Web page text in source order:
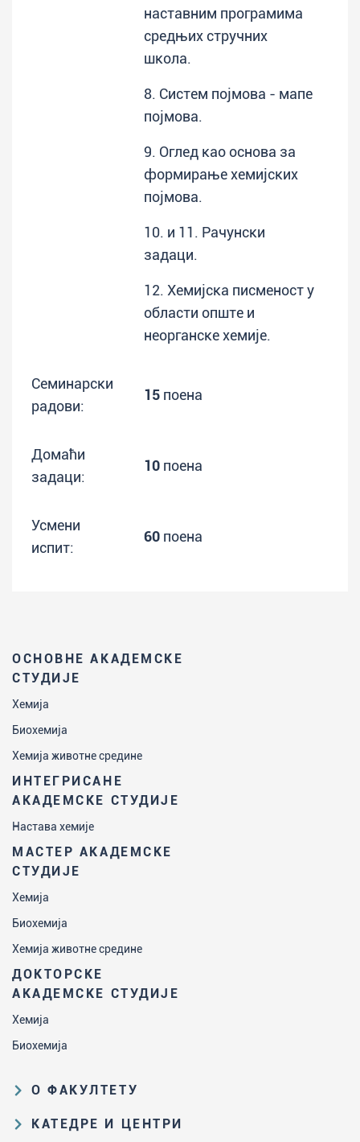
ОСНОВНЕ АКАДЕМСКЕ
СТУДИЈЕ
Хемија
Биохемија
Хемија животне средине
ИНТЕГРИСАНЕ
АКАДЕМСКЕ СТУДИЈЕ
Настава хемије
МАСТЕР АКАДЕМСКЕ
СТУДИЈЕ
Хемија
Биохемија
Хемија животне средине
ДОКТОРСКЕ
АКАДЕМСКЕ СТУДИЈЕ
Хемија
Биохемија
О ФАКУЛТЕТУ
Образовна и научна делатност
КАТЕДРЕ И ЦЕНТРИ
наставним програмима
средњих стручних
школа.
8. Систем појмова - мапе
појмова.
9. Оглед као основа за
формирање хемијских
појмова.
10. и 11. Рачунски
задаци.
12. Хемијска писменост у
области опште и
неорганске хемије.
Семинарски
радови:
15 поена
Домаћи
задаци:
10 поена
Усмени
испит:
60 поена